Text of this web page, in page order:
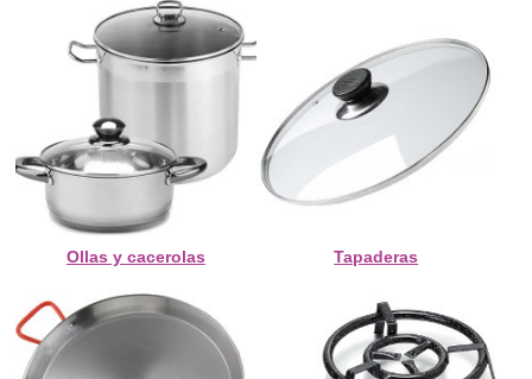
Ollas y cacerolas Tapaderas